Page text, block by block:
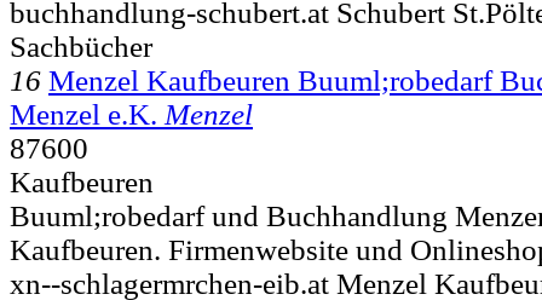
buchhandlung-schubert.at Schubert
Sachbücher
16 Menzel Kaufbeuren Buuml;robedarf
Menzel e.K. Menzel
87600
Kaufbeuren
Buuml;robedarf und Buchhandlung
Kaufbeuren. Firmenwebsite und
xn--schlagermrchen-eib.at Menzel